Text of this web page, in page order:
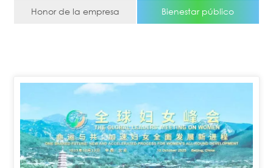
Honor de la empresa Bienestar público